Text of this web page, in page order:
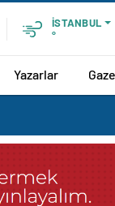
İSTANBUL
°
Yazarlar